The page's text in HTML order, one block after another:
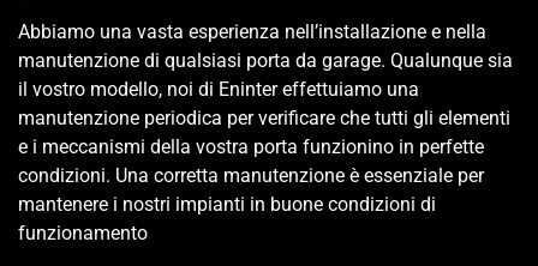
Abbiamo una vasta esperienza nell’installazione e nella
manutenzione di qualsiasi porta da garage. Qualunque sia
il vostro modello, noi di Eninter effettuiamo una
manutenzione periodica per verificare che tutti gli elementi
e i meccanismi della vostra porta funzionino in perfette
condizioni. Una corretta manutenzione è essenziale per
mantenere i nostri impianti in buone condizioni di
funzionamento